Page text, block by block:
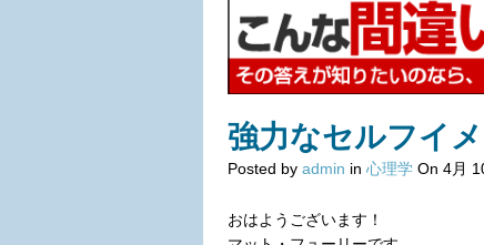
強力なセルフイ
Posted by admin in 心理学 On 4月
おはようございます！